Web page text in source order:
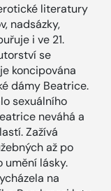
literatury
nadsázky,
i ve 21.
se
koncipována
dámy Beatrice.
sexuálního
neváhá a
Zažívá
až po
umění lásky.
na